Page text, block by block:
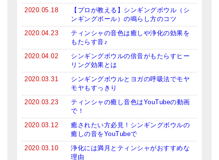
2020.05.18
【プロが教える】シンギングボウル（シ
ンギングボール）の鳴らし方のコツ
2020.04.23
ティンシャの音色は癒しや浄化の効果を
もたらす音♪
2020.04.02
シンギングボウルの倍音がもたらすヒー
リング効果とは
2020.03.31
シンギングボウルとヨガの呼吸法でモヤ
モヤもすっきり
2020.03.23
ティンシャの癒し音色はYouTubeの動画
で！
2020.03.12
癒されたい方必見！シンギングボウルの
癒しの音をYouTubeで
2020.03.10
浄化には満月とティンシャがおすすめな
理由